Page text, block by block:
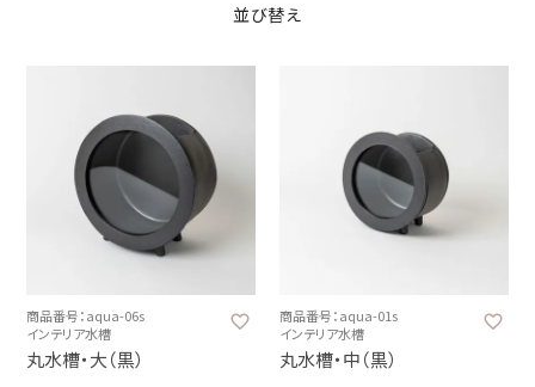
並び替え
商品番号：aqua-06s
インテリア水槽
丸水槽・大（黒）
商品番号：aqua-01s
インテリア水槽
丸水槽・中（黒）